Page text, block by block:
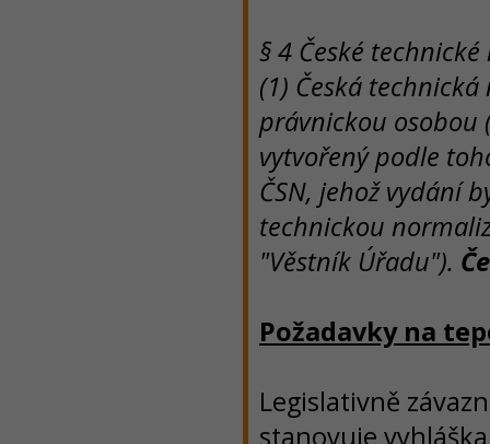
§ 4 České
(1) Česká
právnickou osobou
vytvořený podle
ČSN, jehož vydání
technickou
"Věstník Úřadu").
Požadavky na
Legislativně
stanovuje